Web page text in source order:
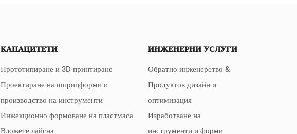
КАПАЦИТЕТИ
Прототипиране и 3D принтиране
Проектиране на шприцформи и
производство на инструменти
Инжекционно формоване на пластмаса
Вложете лайсна
ИНЖЕНЕРНИ УСЛУГИ
Обратно инженерство &
Продуктов дизайн и
оптимизация
Изработване на
инструменти и форми